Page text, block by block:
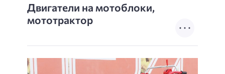
Двигатели на мотоблоки,
мототрактор